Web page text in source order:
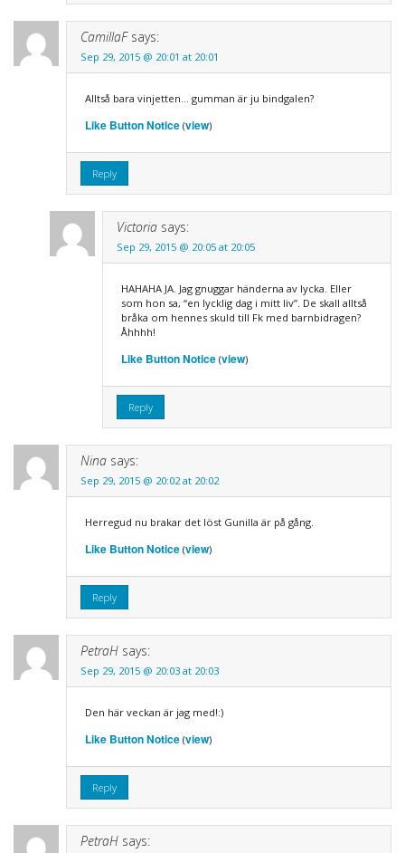
CamillaF says:
Sep 29, 2015 @ 20:01 at 20:01
Alltså bara vinjetten… gumman är ju bindgalen?
Like Button Notice(view)
Reply
Victoria says:
Sep 29, 2015 @ 20:05 at 20:05
HAHAHA JA. Jag gnuggar händerna av lycka. Eller
som hon sa, “en lycklig dag i mitt liv”. De skall alltså
bråka om hennes skuld till Fk med barnbidragen?
Åhhhh!
Like Button Notice(view)
Reply
Nina says:
Sep 29, 2015 @ 20:02 at 20:02
Herregud nu brakar det löst Gunilla är på gång.
Like Button Notice(view)
Reply
PetraH says:
Sep 29, 2015 @ 20:03 at 20:03
Den här veckan är jag med!:)
Like Button Notice(view)
Reply
PetraH says: